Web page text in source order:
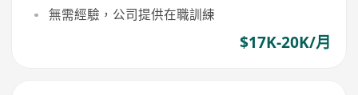
無需經驗，公司提供在職訓練
$17K-20K/月